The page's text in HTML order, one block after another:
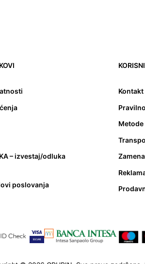
– izvestaj/odluka
poslovanja
Kontakt